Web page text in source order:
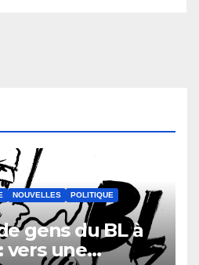
NOUVELLES
POLITIQUE
gens du BL à
vers une